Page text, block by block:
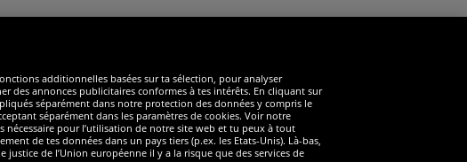
additionnelles basées sur ta sélection, pour analyser
des annonces publicitaires conformes à tes intérêts. En cliquant sur
séparément dans notre protection des données y compris le
séparément dans les paramètres de cookies. Voir notre
nécessaire pour l’utilisation de notre site web et tu peux à tout
de tes données dans un pays tiers (p.ex. les Etats-Unis). Là-bas,
de l’Union européenne il y a la risque que des services de